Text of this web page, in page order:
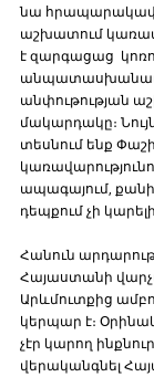
նա հրապարակավ
աշխատում
է զարգացաց
անփութության
մակարդակը։
տեսնում ենք
ապագայում,
դեպքում չի
Հանուն
Հայաստանի
Արևմուտքից
կերպար է։
չէր կարող
վերականգնել